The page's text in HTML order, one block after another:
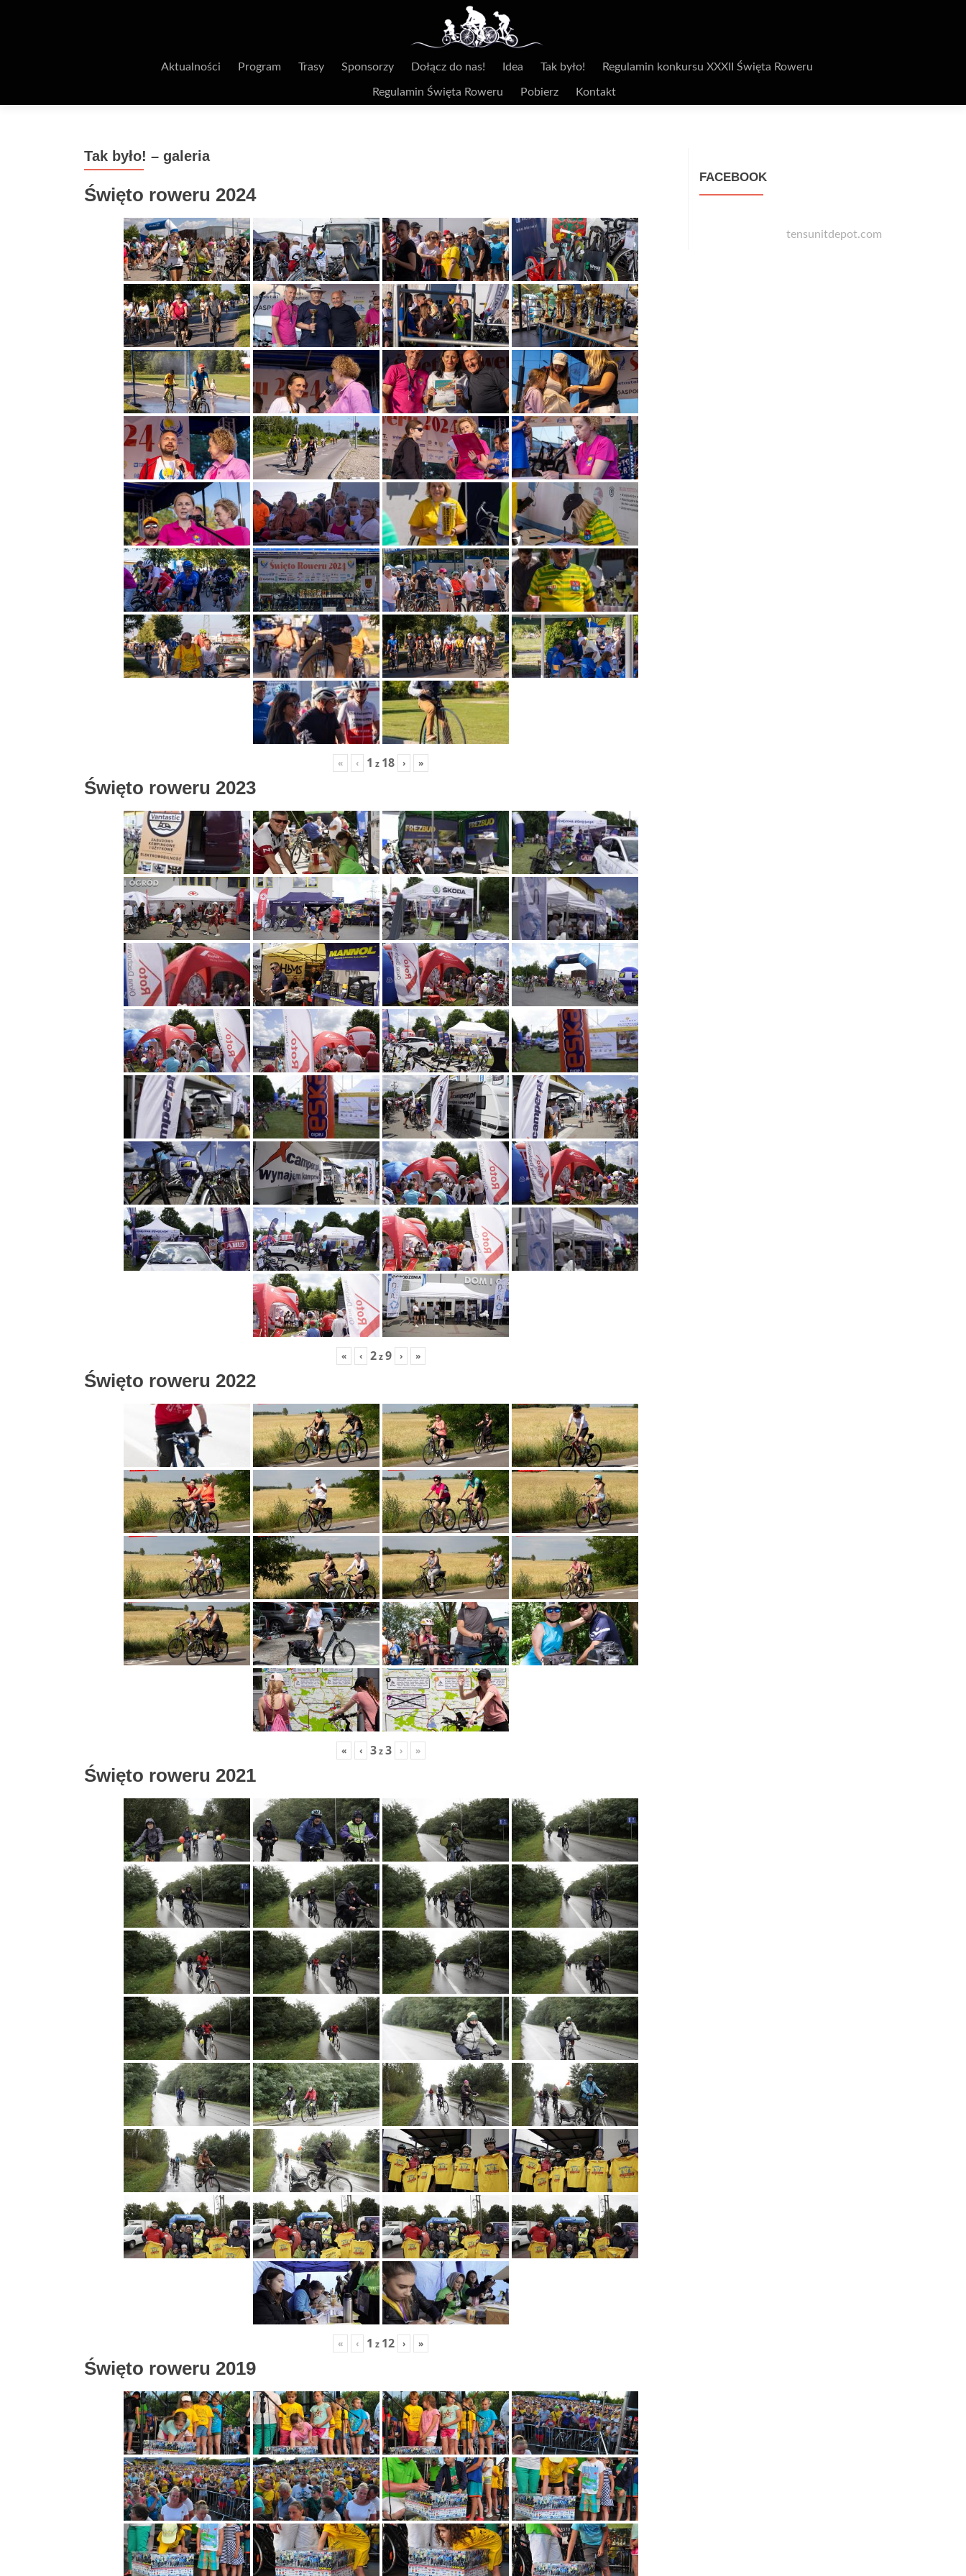
Aktualności Program Trasy Sponsorzy Dołącz do nas! Idea Tak było! Regulamin konkursu XXXII Święta Roweru
Regulamin Święta Roweru Pobierz Kontakt
Tak było! – galeria
Święto roweru 2024
« ‹ 1 z 18 › »
Święto roweru 2023
« ‹ 2z9 › »
Święto roweru 2022
« ‹ 3z3 › »
Święto roweru 2021
« ‹ 1 z 12 › »
Święto roweru 2019
FACEBOOK
tensunitdepot.com